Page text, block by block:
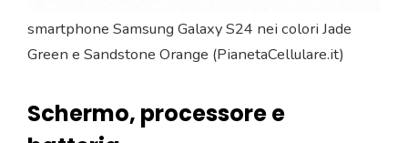
smartphone Samsung Galaxy S24 nei colori Jade
Green e Sandstone Orange (PianetaCellulare.it)
Schermo, processore e